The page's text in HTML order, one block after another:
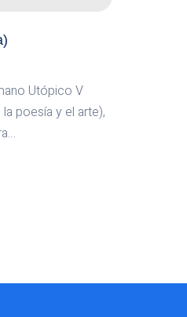
Utópico V
poesía y el arte),